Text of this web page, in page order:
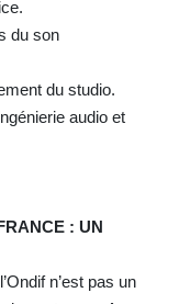
du son
du studio.
audio et
: UN
n’est pas un